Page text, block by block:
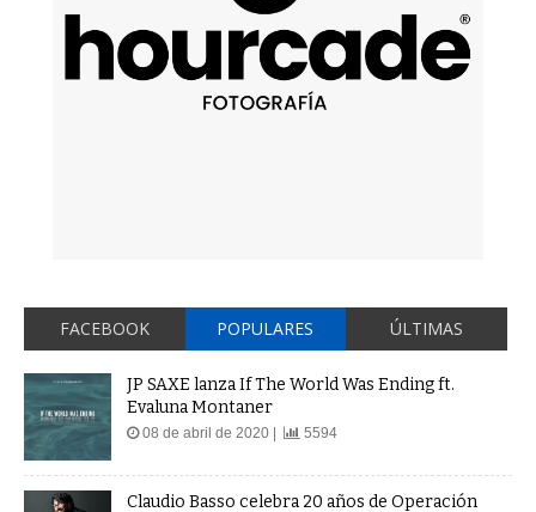
FACEBOOK POPULARES ÚLTIMAS
JP SAXE lanza If The World Was Ending ft.
Evaluna Montaner
08 de abril de 2020 | 5594
Claudio Basso celebra 20 años de Operación